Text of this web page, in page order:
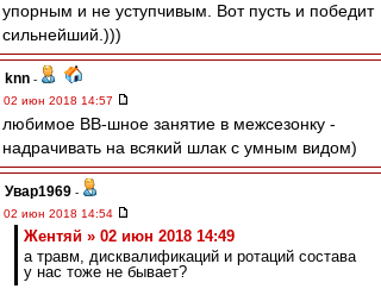
упорным и не уступчивым. Вот пусть и победит
сильнейший.)))
knn -
02 июн 2018 14:57
любимое ВВ-шное занятие в межсезонку -
надрачивать на всякий шлак с умным видом)
Увар1969 -
02 июн 2018 14:54
Жентяй » 02 июн 2018 14:49
а травм, дисквалификаций и ротаций состава
у нас тоже не бывает?